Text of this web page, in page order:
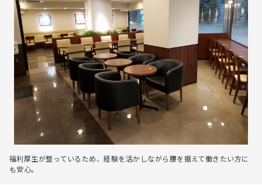
福利厚生が整っているため、経験を活かしながら腰を据えて働きたい方に
も安心。